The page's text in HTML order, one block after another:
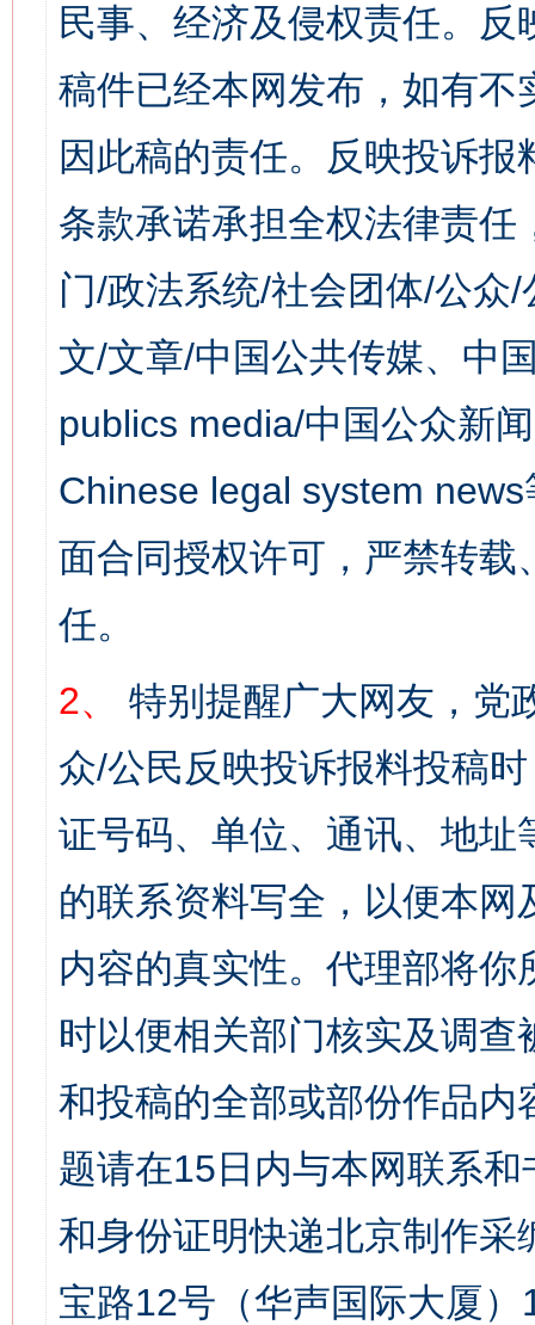
民事、经济及侵权责任。
稿件已经本网发布，如有
因此稿的责任。反映投诉
条款承诺承担全权法律责
门/政法系统/社会团体/公众
文/文章/中国公共传媒、中
publics media/中国公众新
Chinese legal system
面合同授权许可，严禁转
任。
2、
特别提醒广大网友，党
众/公民反映投诉报料投稿
证号码、单位、通讯、地
的联系资料写全，以便本
内容的真实性。代理部将
时以便相关部门核实及调
和投稿的全部或部份作品
题请在15日内与本网联系
和身份证明快递北京制作
宝路12号（华声国际大厦